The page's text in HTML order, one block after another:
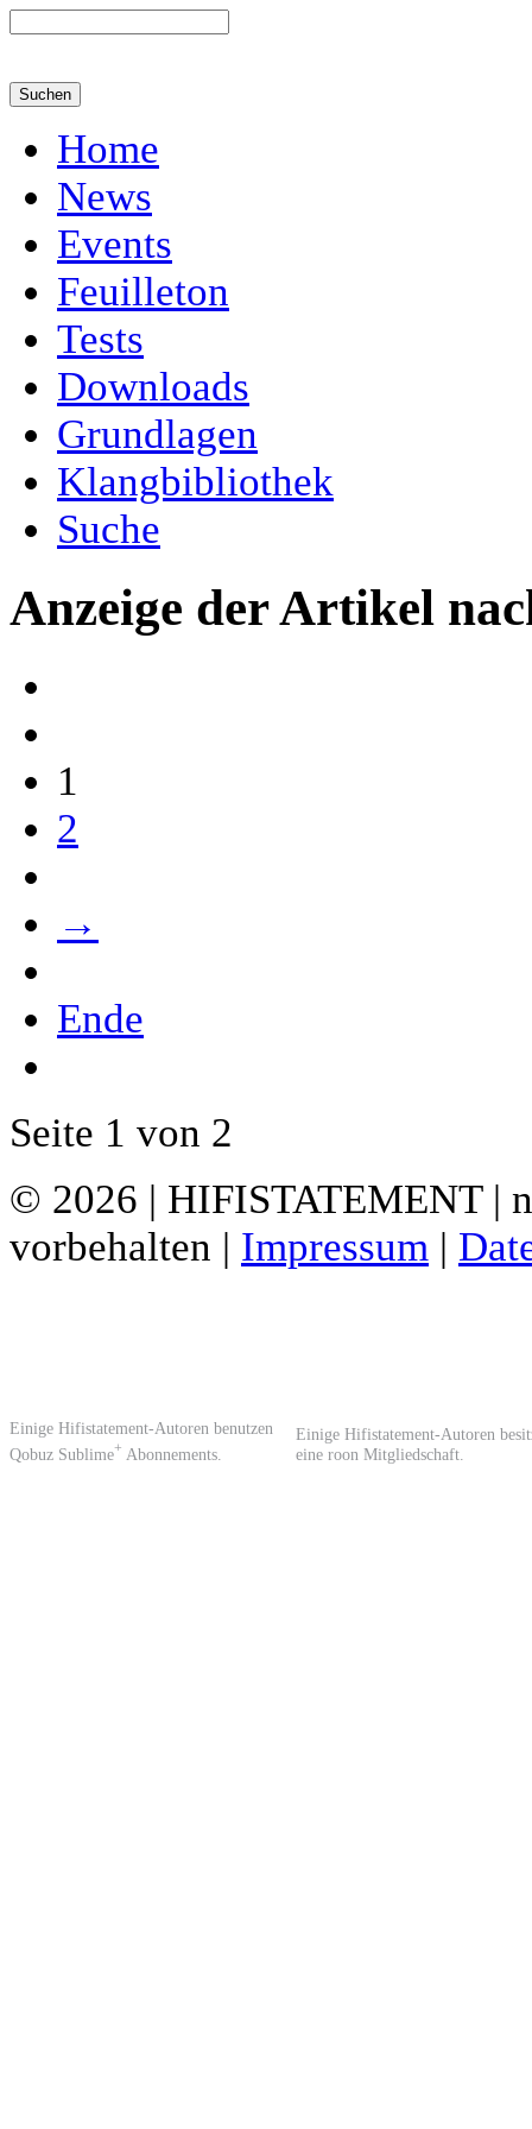
Home
News
Events
Feuilleton
Tests
Downloads
Grundlagen
Klangbibliothek
Suche
Anzeige der Artikel
1
2
→
Ende
Seite 1 von 2
© 2026 | HIFISTATEMENT |
vorbehalten | Impressum |
Einige Hifistatement-Autoren benutzen
Qobuz Sublime+ Abonnements.
Einige Hifistatement-Autoren
eine roon Mitgliedschaft.